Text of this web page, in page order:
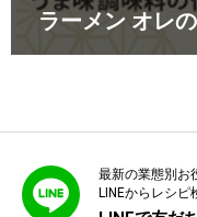
ラーメン オレ
最新の業態別お
LINEからレシピ